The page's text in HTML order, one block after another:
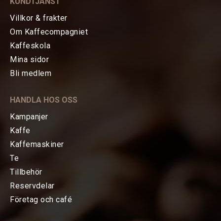
HEM
TE
KAFFEMASKINER
FÖRETAG OCH CAFÉ
RESERVDELAR
Villkor & frakter
Om Kaffecompagniet
Kaffeskola
Mina sidor
Bli medlem
HANDLA HOS OSS
Kampanjer
Kaffe
Kaffemaskiner
Te
Tillbehör
Reservdelar
Företag och café